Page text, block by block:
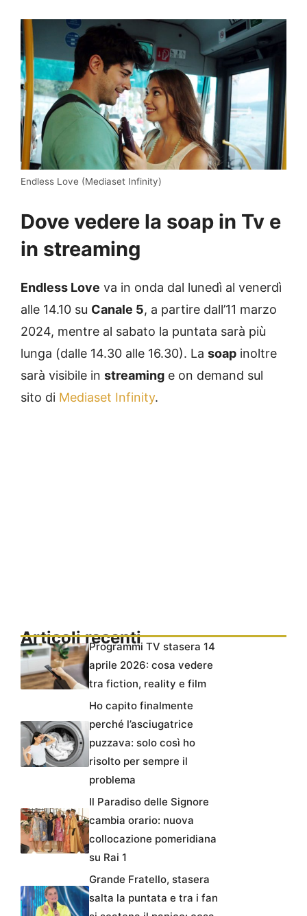
Endless Love (Mediaset Infinity)
Dove vedere la soap in Tv e
in streaming
Endless Love va in onda dal lunedì al venerdì
alle 14.10 su Canale 5, a partire dall’11 marzo
2024, mentre al sabato la puntata sarà più
lunga (dalle 14.30 alle 16.30). La soap inoltre
sarà visibile in streaming e on demand sul
sito di Mediaset Infinity.
Articoli recentiProgrammi TV stasera 14
aprile 2026: cosa vedere
tra fiction, reality e film
Ho capito finalmente
perché l’asciugatrice
puzzava: solo così ho
risolto per sempre il
problema
Il Paradiso delle Signore
cambia orario: nuova
collocazione pomeridiana
su Rai 1
Grande Fratello, stasera
salta la puntata e tra i fan